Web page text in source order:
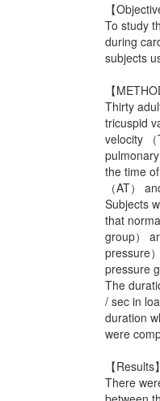
【
To study
during
subjects
【
Thirty
tricuspid
velocity
the time
（AT）
Subjects
that
group）
pressure
pressure
The
/ sec in
duration
were
【Results】
There